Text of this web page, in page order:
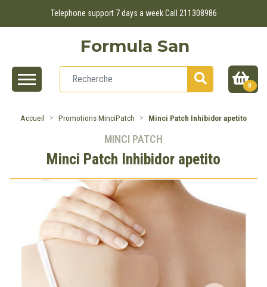
Telephone support 7 days a week Call 211308986
Formula San
0
Accueil Promotions MinciPatch Minci Patch Inhibidor apetito
MINCI PATCH
Minci Patch Inhibidor apetito